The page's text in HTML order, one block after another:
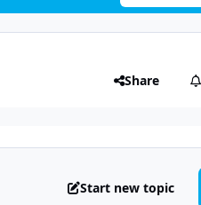
Share
Start new topic